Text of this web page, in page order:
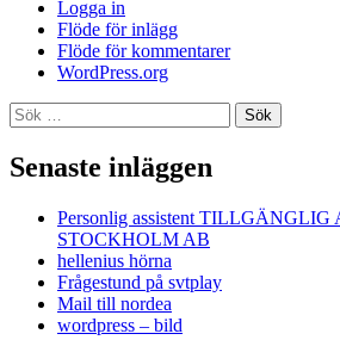
Logga in
Flöde för inlägg
Flöde för kommentarer
WordPress.org
Sök
efter:
Senaste inläggen
Personlig assistent TILLGÄNGLIG
STOCKHOLM AB
hellenius hörna
Frågestund på svtplay
Mail till nordea
wordpress – bild